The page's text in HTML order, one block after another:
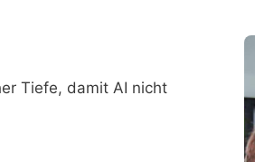
Tiefe, damit AI nicht